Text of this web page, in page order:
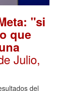
"si
que
Julio,
del